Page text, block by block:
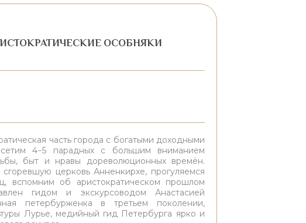
ОСОБНЯКИ
часть города с богатыми доходными
4−5 парадных с большим вниманием
быт и нравы дореволюционных времён.
церковь Анненкирхе, прогуляемся
вспомним об аристократическом прошлом
гидом и экскурсоводом Анастасией
петербурженка в третьем поколении,
Лурье, медийный гид Петербурга ярко и